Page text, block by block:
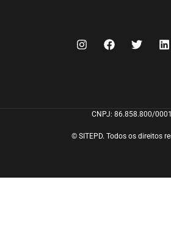
CNPJ: 86.858.800/
© SITEPD. Todos os direitos